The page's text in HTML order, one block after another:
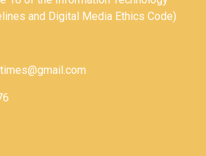
and Digital Media Ethics Code)